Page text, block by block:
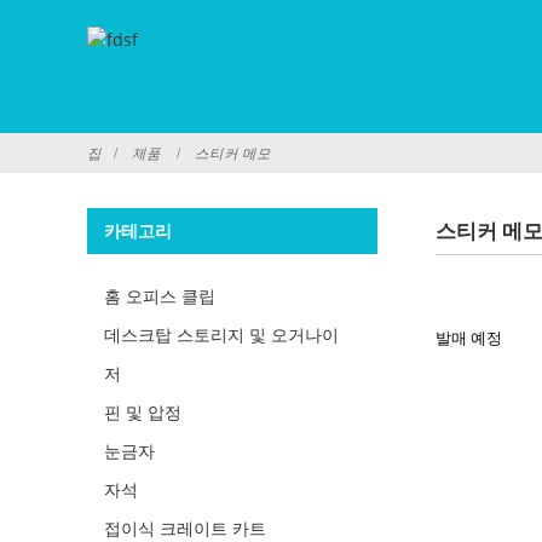
집 제품 스티커 메모
카테고리
홈 오피스 클립
데스크탑 스토리지 및 오거나이
저
핀 및 압정
눈금자
자석
접이식 크레이트 카트
스티커 메모
발매 예정